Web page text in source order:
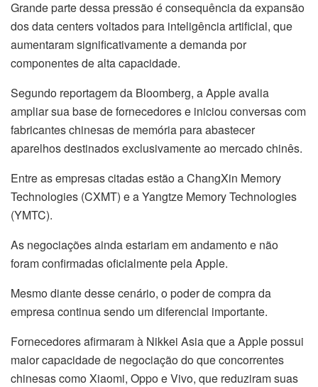
Grande parte dessa pressão é consequência da expansão
dos data centers voltados para inteligência artificial, que
aumentaram significativamente a demanda por
componentes de alta capacidade.
Segundo reportagem da Bloomberg, a Apple avalia
ampliar sua base de fornecedores e iniciou conversas com
fabricantes chinesas de memória para abastecer
aparelhos destinados exclusivamente ao mercado chinês.
Entre as empresas citadas estão a ChangXin Memory
Technologies (CXMT) e a Yangtze Memory Technologies
(YMTC).
As negociações ainda estariam em andamento e não
foram confirmadas oficialmente pela Apple.
Mesmo diante desse cenário, o poder de compra da
empresa continua sendo um diferencial importante.
Fornecedores afirmaram à Nikkei Asia que a Apple possui
maior capacidade de negociação do que concorrentes
chinesas como Xiaomi, Oppo e Vivo, que reduziram suas